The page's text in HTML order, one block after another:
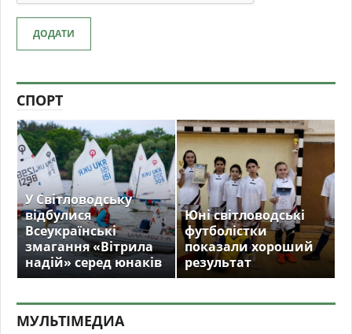
ДОДАТИ
СПОРТ
У Світловодську
відбулися
Всеукраїнські
змагання «Вітрила
надій» серед юнаків
Юні світловодські
футболістки
показали хороший
результат
МУЛЬТIМЕДИА